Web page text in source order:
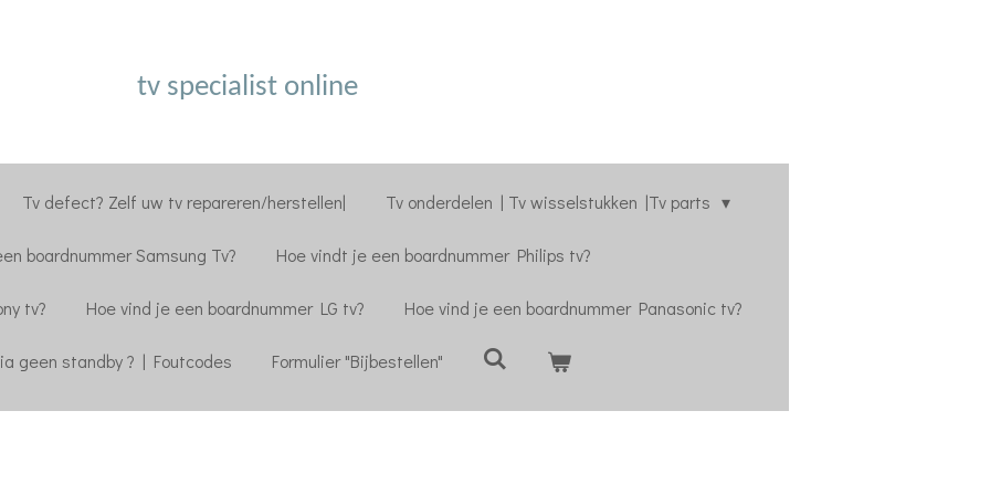
tv specialist online
Tv defect? Zelf uw tv repareren/herstellen| Tv onderdelen | Tv wisselstukken |Tv parts
boardnummer Samsung Tv? Hoe vindt je een boardnummer Philips tv?
tv? Hoe vind je een boardnummer LG tv? Hoe vind je een boardnummer Panasonic tv?
geen standby ? | Foutcodes Formulier "Bijbestellen"